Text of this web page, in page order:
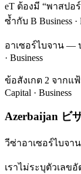
eT ต้องมี “พาสปอร์
ซ้ำกับ B Business ·
อาเซอร์ไบจาน — ป
· Business
ข้อสังเกต 2 จากแฟ้
Capital · Business
Azerbaijan ビ
วีซ่าอาเซอร์ไบจา
เราไม่ระบุตัวเลข